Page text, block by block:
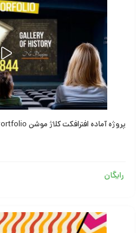
پروژه آماده افترافکت کلاژ موشن Collage Portfolio
رایگان